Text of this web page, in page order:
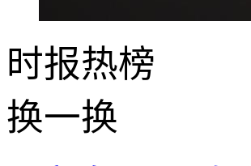
时报热榜
换一换